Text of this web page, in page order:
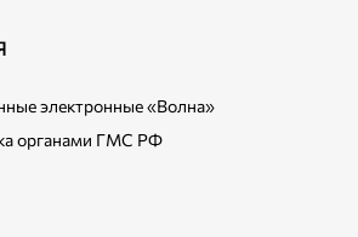
электронные «Волна»
органами ГМС РФ